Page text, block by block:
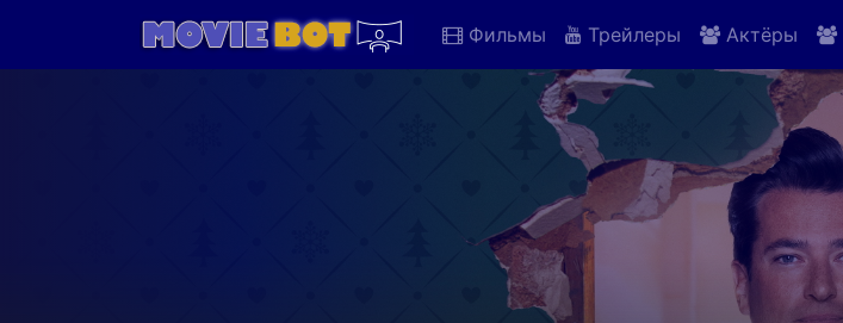
Фильмы Трейлеры Актёры